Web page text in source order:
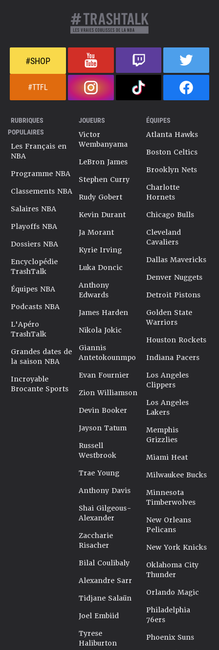
#SHOP
#TTFL
RUBRIQUES
POPULAIRES
Les Français en
NBA
Programme NBA
Classements NBA
Salaires NBA
Playoffs NBA
Dossiers NBA
Encyclopédie
TrashTalk
Équipes NBA
Podcasts NBA
L'Apéro
TrashTalk
Grandes dates de
la saison NBA
Incroyable
Brocante Sports
JOUEURS
Victor
Wembanyama
LeBron James
Stephen Curry
Rudy Gobert
Kevin Durant
Ja Morant
Kyrie Irving
Luka Doncic
Anthony
Edwards
James Harden
Nikola Jokic
Giannis
Antetokounmpo
Evan Fournier
Zion Williamson
Devin Booker
Jayson Tatum
Russell
Westbrook
Trae Young
Anthony Davis
Shai Gilgeous-
Alexander
Zaccharie
Risacher
Bilal Coulibaly
Alexandre Sarr
Tidjane Salaün
Joel Embiid
Tyrese
Haliburton
ÉQUIPES
Atlanta Hawks
Boston Celtics
Brooklyn Nets
Charlotte
Hornets
Chicago Bulls
Cleveland
Cavaliers
Dallas Mavericks
Denver Nuggets
Detroit Pistons
Golden State
Warriors
Houston Rockets
Indiana Pacers
Los Angeles
Clippers
Los Angeles
Lakers
Memphis
Grizzlies
Miami Heat
Milwaukee Bucks
Minnesota
Timberwolves
New Orleans
Pelicans
New York Knicks
Oklahoma City
Thunder
Orlando Magic
Philadelphia
76ers
Phoenix Suns